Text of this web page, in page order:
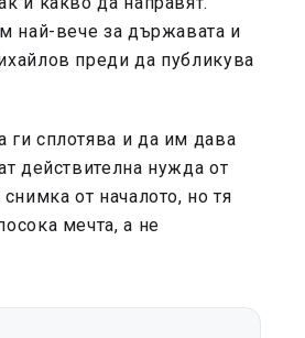
най-вече за държавата и
преди да публикува
ги сплотява и да им дава
действителна нужда от
от началото, но тя
мечта, а не